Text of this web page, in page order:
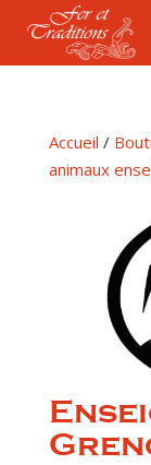
Accueil /
animaux